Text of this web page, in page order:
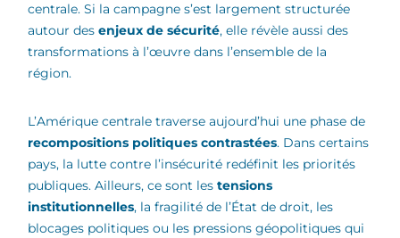
centrale. Si la campagne s’est largement structurée
autour desenjeux de sécurité, elle révèle aussi des
transformations à l’œuvre dans l’ensemble de la
région.
L’Amérique centrale traverse aujourd’hui une phase de
recompositions politiques contrastées. Dans certains
pays, la lutte contre l’insécurité redéfinit les priorités
publiques. Ailleurs, ce sont lestensions
institutionnelles, la fragilité de l’État de droit, les
blocages politiques ou les pressions géopolitiques qui